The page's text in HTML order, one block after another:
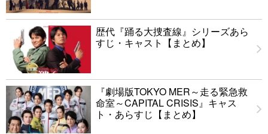
歴代『踊る大捜査線』シリーズあら
すじ・キャスト【まとめ】
『劇場版TOKYO MER～走る緊急救
命室～CAPITAL CRISIS』キャス
ト・あらすじ【まとめ】